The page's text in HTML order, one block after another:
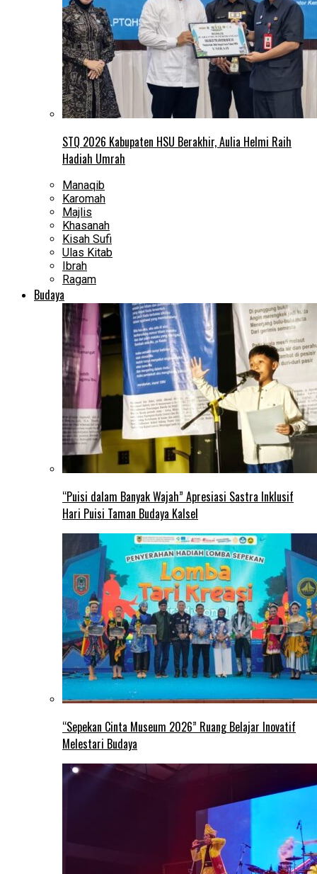
STQ 2026 Kabupaten HSU Berakhir, Aulia Helmi Raih
Hadiah Umrah
Manaqib
Karomah
Majlis
Khasanah
Kisah Sufi
Ulas Kitab
Ibrah
Ragam
Budaya
“Puisi dalam Banyak Wajah” Apresiasi Sastra Inklusif
Hari Puisi Taman Budaya Kalsel
“Sepekan Cinta Museum 2026” Ruang Belajar Inovatif
Melestari Budaya